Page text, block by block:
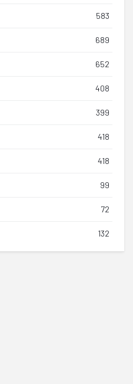
583
689
652
408
399
418
418
99
72
132